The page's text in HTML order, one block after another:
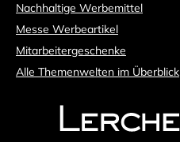
Nachhaltige Werbemittel
Messe Werbeartikel
Mitarbeitergeschenke
Alle Themenwelten im Überblick